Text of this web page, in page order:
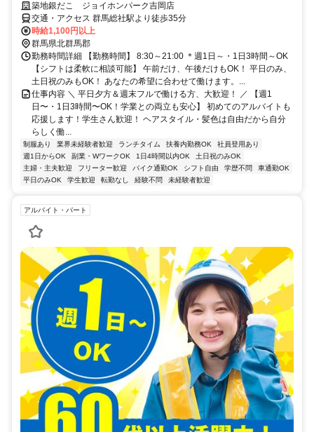
築地銀だこ ジョイホンパーク吉岡店
交通・アクセス 群馬総社駅より徒歩35分
時給1,100円以上
群馬県北群馬郡
勤務時間詳細 【勤務時間】 8:30～21:00 ＊週1日～・1日3時間～OK
【シフトは柔軟に相談可能】 午前だけ、午後だけもOK！ 平日のみ、
土日祝のみもOK！ あなたの希望に合わせて働けます。...
仕事内容 ＼ 平日夕方＆週末フルで働ける方、大歓迎！ ／ 【週1
日〜・1日3時間〜OK！学業との両立も安心】 初めてのアルバイトも
応援します！学生さん歓迎！ ヘアスタイル・髪色は自由だから自分
らしく働...
制服あり 業界未経験者歓迎 ランチタイム 扶養内勤務OK
社員登用あり
週1日からOK
副業・WワークOK 1日4時間以内OK
土日祝のみOK
主婦・主夫歓迎
フリーター歓迎 バイク通勤OK シフト自由 学歴不問
車通勤OK
平日のみOK
学生歓迎 転勤なし 経験不問 未経験者歓迎
アルバイト・パート